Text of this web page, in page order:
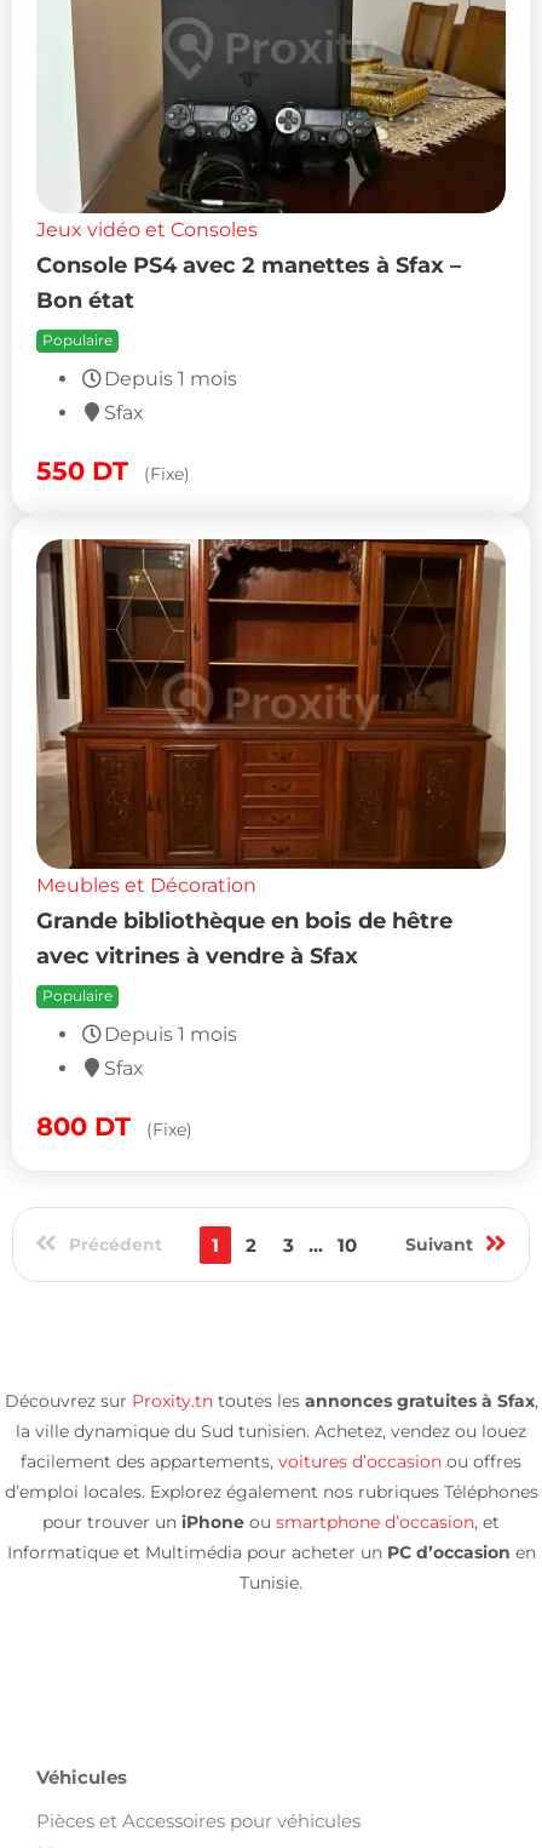
Jeux vidéo et Consoles
Console PS4 avec 2 manettes à Sfax –
Bon état
Populaire
Depuis 1 mois
Sfax
550 DT (Fixe)
Meubles et Décoration
Grande bibliothèque en bois de hêtre
avec vitrines à vendre à Sfax
Populaire
Depuis 1 mois
Sfax
800 DT (Fixe)
Précédent 1 2 3 ... 10 Suivant
Découvrez sur Proxity.tntoutes les annonces gratuites à Sfax,
la ville dynamique du Sud tunisien. Achetez, vendez ou louez
facilement des appartements, voitures d’occasion ou offres
d’emploi locales. Explorez également nos rubriques Téléphones
pour trouver un iPhone ou smartphone d’occasion, et
Informatique et Multimédia pour acheter un PC d’occasion en
Tunisie.
Véhicules
Pièces et Accessoires pour véhicules